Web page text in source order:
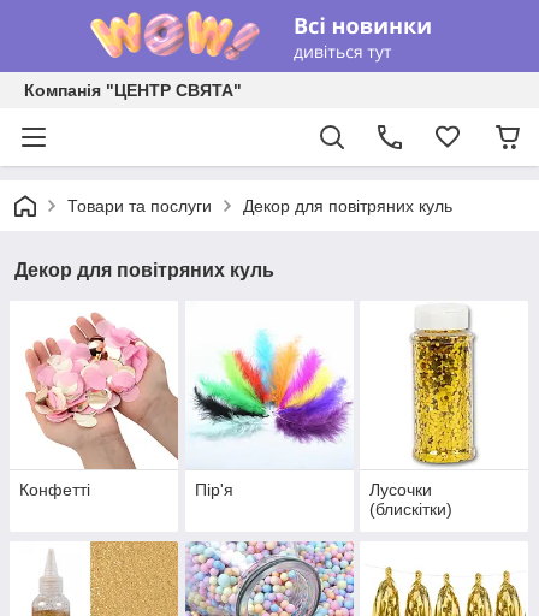
Компанія "ЦЕНТР СВЯТА"
Товари та послуги Декор для повітряних куль
Декор для повітряних куль
Конфетті Пір'я
Лусочки
(блискітки)